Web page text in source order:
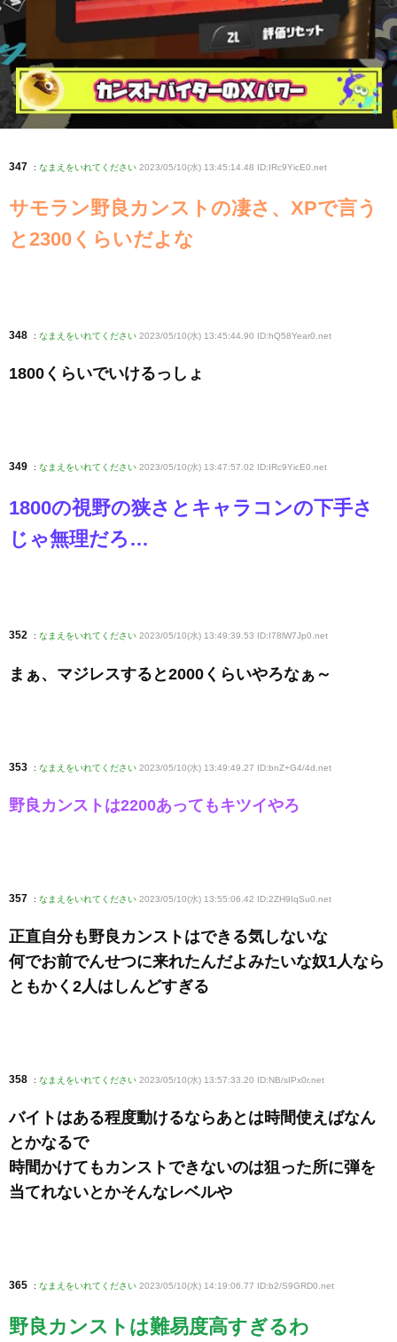
347 : なまえをいれてください 2023/05/10(水) 13:45:14.48 ID:IRc9YicE0 .net
サモラン野良カンストの凄さ、XPで言う
と2300くらいだよな
348 : なまえをいれてください 2023/05/10(水) 13:45:44.90 ID:hQ58Year0 .net
1800くらいでいけるっしょ
349 : なまえをいれてください 2023/05/10(水) 13:47:57.02 ID:IRc9YicE0.net
1800の視野の狭さとキャラコンの下手さ
じゃ無理だろ…
352 : なまえをいれてください 2023/05/10(水) 13:49:39.53 ID:I78lW7Jp0.net
まぁ、マジレスすると2000くらいやろなぁ～
353 : なまえをいれてください 2023/05/10(水) 13:49:49.27 ID:bnZ+G4/4d .net
野良カンストは2200あってもキツイやろ
357 : なまえをいれてください 2023/05/10(水) 13:55:06.42 ID:2ZH9IqSu0 .net
正直自分も野良カンストはできる気しないな
何でお前でんせつに来れたんだよみたいな奴1人なら
ともかく2人はしんどすぎる
358 : なまえをいれてください 2023/05/10(水) 13:57:33.20 ID:NB/sIPx0r.net
バイトはある程度動けるならあとは時間使えばなん
とかなるで
時間かけてもカンストできないのは狙った所に弾を
当てれないとかそんなレベルや
365 : なまえをいれてください 2023/05/10(水) 14:19:06.77 ID:b2/S9GRD0 .net
野良カンストは難易度高すぎるわ